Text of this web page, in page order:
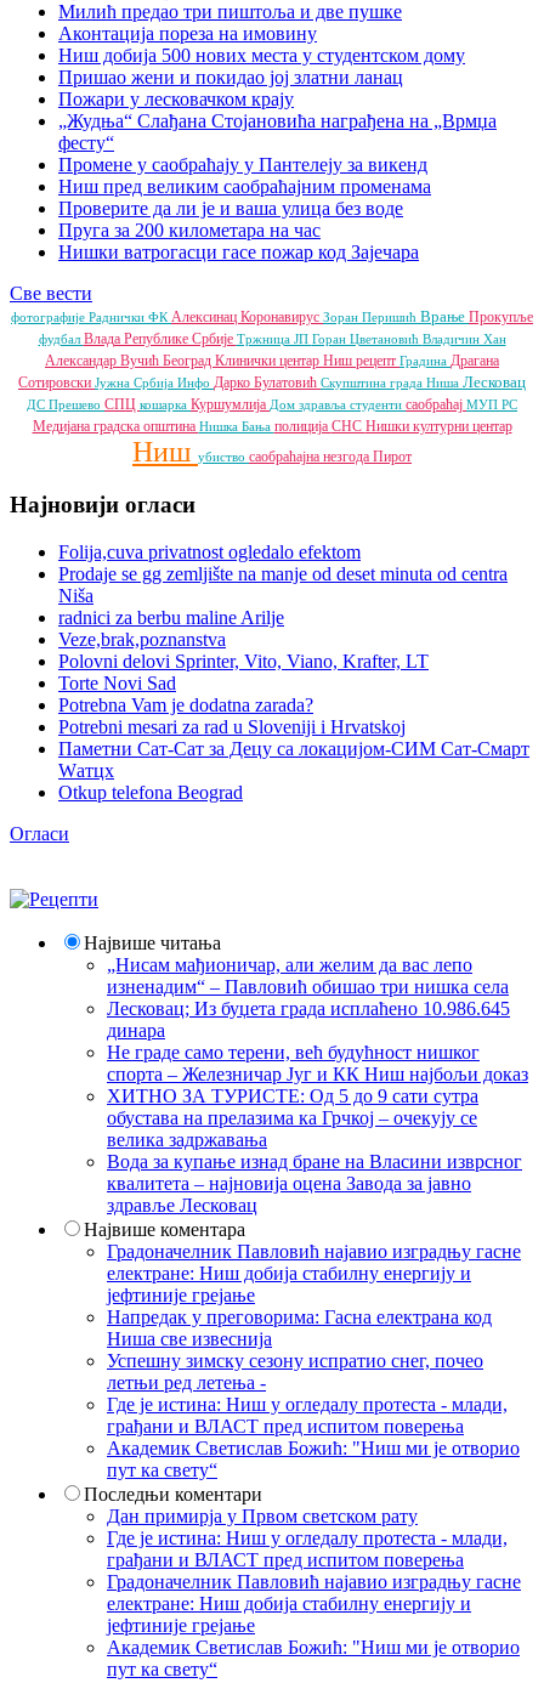
Милић предао три пиштоља и две пушке
Аконтација пореза на имовину
Ниш добија 500 нових места у студентском дому
Пришао жени и покидао јој златни ланац
Пожари у лесковачком крају
„Жудња“ Слађана Стојановића награђена на „Врмџа
фесту“
Промене у саобраћају у Пантелеју за викенд
Ниш пред великим саобраћајним променама
Проверите да ли је и ваша улица без воде
Пруга за 200 километара на час
Нишки ватрогасци гасе пожар код Зајечара
Све вести
фотографије Раднички ФК Алексинац Коронавирус Зоран Перишић Врање Прокупље
фудбал Влада Републике Србије Тржница ЈП Горан Цветановић Владичин Хан
Александар Вучић Београд Клинички центар Ниш рецепт Градина Драгана
Сотировски Јужна Србија Инфо Дарко Булатовић Скупштина града Ниша Лесковац
ДС Прешево СПЦ кошарка Куршумлија Дом здравља студенти саобраћај МУП РС
Медијана градска општина Нишка Бања полиција СНС Нишки културни центар
Ниш убиство саобраћајна незгода Пирот
Најновији огласи
Folija,cuva privatnost ogledalo efektom
Prodaje se gg zemljište na manje od deset minuta od centra
Niša
radnici za berbu maline Arilje
Veze,brak,poznanstva
Polovni delovi Sprinter, Vito, Viano, Krafter, LT
Torte Novi Sad
Potrebna Vam je dodatna zarada?
Potrebni mesari za rad u Sloveniji i Hrvatskoj
Паметни Сат-Сат за Децу са локацијом-СИМ Сат-Смарт
Wатцх
Otkup telefona Beograd
Огласи
Највише читања
„Нисам мађионичар, али желим да вас лепо
изненадим“ – Павловић обишао три нишка села
Лесковац; Из буџета града исплаћено 10.986.645
динара
Не граде само терени, већ будућност нишког
спорта – Железничар Југ и КК Ниш најбољи доказ
ХИТНО ЗА ТУРИСТЕ: Од 5 до 9 сати сутра
обустава на прелазима ка Грчкој – очекују се
велика задржавања
Вода за купање изнад бране на Власини изврсног
квалитета – најновија оцена Завода за јавно
здравље Лесковац
Највише коментара
Градоначелник Павловић најавио изградњу гасне
електране: Ниш добија стабилну енергију и
јефтиније грејање
Напредак у преговорима: Гасна електрана код
Ниша све извеснија
Успешну зимску сезону испратио снег, почео
летњи ред летења -
Где је истина: Ниш у огледалу протеста - млади,
грађани и ВЛАСТ пред испитом поверења
Академик Светислав Божић: "Ниш ми је отворио
пут ка свету“
Последњи коментари
Дан примирја у Првом светском рату
Где је истина: Ниш у огледалу протеста - млади,
грађани и ВЛАСТ пред испитом поверења
Градоначелник Павловић најавио изградњу гасне
електране: Ниш добија стабилну енергију и
јефтиније грејање
Академик Светислав Божић: "Ниш ми је отворио
пут ка свету“